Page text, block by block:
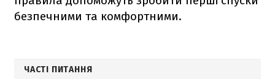
безпечними та комфортними.
ЧАСТІ ПИТАННЯ